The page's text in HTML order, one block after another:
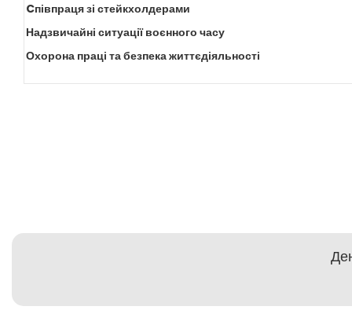
Cпівпраця зі стейкхолдерами
Надзвичайні ситуації воєнного часу
Охорона праці та безпека життєдіяльності